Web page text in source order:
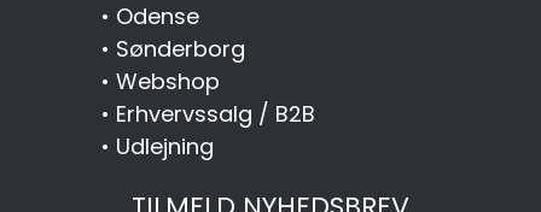
• Odense
• Sønderborg
• Webshop
• Erhvervssalg / B2B
• Udlejning